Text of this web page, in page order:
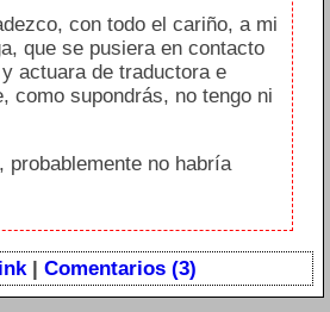
con todo el cariño, a mi
que se pusiera en contacto
actuara de traductora e
como supondrás, no tengo ni
probablemente no habría
| Comentarios (3)